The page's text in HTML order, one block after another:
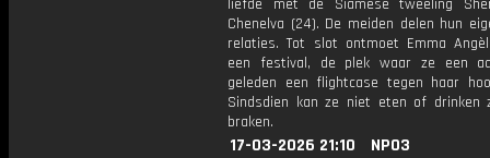
liefde met de Siamese tweeling
Chenelva (24). De meiden delen hun
relaties. Tot slot ontmoet Emma
een festival, de plek waar ze een
geleden een flightcase tegen haar
Sindsdien kan ze niet eten of drinken
braken.
17-03-2026 21:10
NPO3